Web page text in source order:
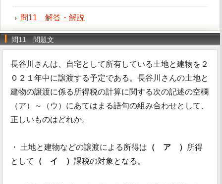
問11 解答・解説
問11 問題文
長谷川さんは、自宅として所有している土地と建物を２
０２１年中に譲渡する予定である。長谷川さんの土地と
建物の譲渡に係る所得税の計算に関する次の記述の空欄
（ア）～（ウ）にあてはまる語句の組み合わせとして、
正しいものはどれか。
・ 土地と建物などの譲渡による所得は （ ア ）
所得
として
（ イ ） 課税の対象となる。